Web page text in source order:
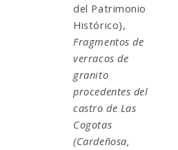
del Patrimonio
Histórico),
Fragmentos de
verracos de
granito
procedentes del
castro de Las
Cogotas
(Cardeñosa,